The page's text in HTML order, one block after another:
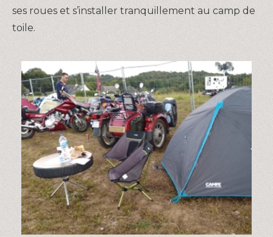
ses roues et s’installer tranquillement au camp de
toile.